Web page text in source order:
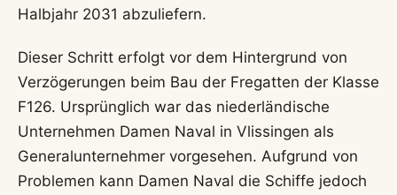
Halbjahr 2031 abzuliefern.
Dieser Schritt erfolgt vor dem Hintergrund von
Verzögerungen beim Bau der Fregatten der Klasse
F126. Ursprünglich war das niederländische
Unternehmen Damen Naval in Vlissingen als
Generalunternehmer vorgesehen. Aufgrund von
Problemen kann Damen Naval die Schiffe jedoch